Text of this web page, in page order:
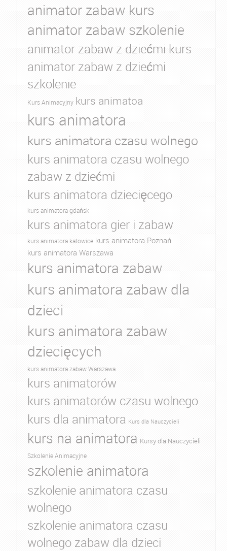
animator zabaw kurs
animator zabaw szkolenie
animator zabaw z dziećmi kurs
animator zabaw z dziećmi
szkolenie
Kurs Animacyjny kurs animatoa
kurs animatora
kurs animatora czasu wolnego
kurs animatora czasu wolnego
zabaw z dziećmi
kurs animatora dziecięcego
kurs animatora gdańsk
kurs animatora gier i zabaw
kurs animatora katowice kurs animatora Poznań
kurs animatora Warszawa
kurs animatora zabaw
kurs animatora zabaw dla
dzieci
kurs animatora zabaw
dziecięcych
kurs animatora zabaw Warszawa
kurs animatorów
kurs animatorów czasu wolnego
kurs dla animatora Kurs dla Nauczycieli
kurs na animatora Kursy dla Nauczycieli
Szkolenie Animacyjne
szkolenie animatora
szkolenie animatora czasu
wolnego
szkolenie animatora czasu
wolnego zabaw dla dzieci